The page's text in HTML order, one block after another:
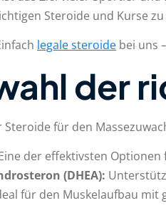
Steroide und Kurse
legale steroide bei uns
der
Steroide für den
der effektivsten Optionen
(DHEA):
für den Muskelaufbau mit